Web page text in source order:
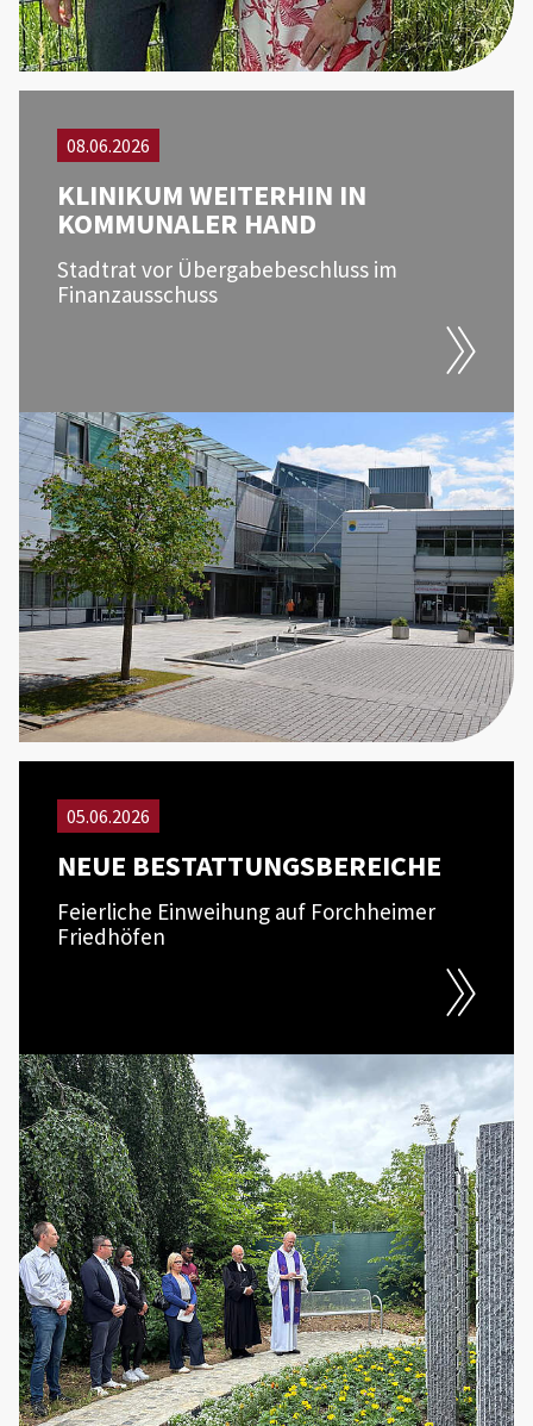
08.06.2026
KLINIKUM WEITERHIN IN
KOMMUNALER HAND
Stadtrat vor Übergabebeschluss im
Finanzausschuss
05.06.2026
NEUE BESTATTUNGSBEREICHE
Feierliche Einweihung auf Forchheimer
Friedhöfen